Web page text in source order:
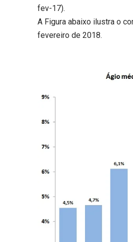
fev-17).
A Figura abaixo ilustra o
fevereiro de 2018.